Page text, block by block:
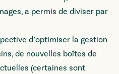
a permis de diviser par
d’optimiser la gestion
de nouvelles boîtes de
(certaines sont